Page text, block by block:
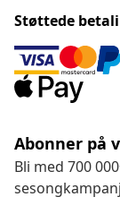
Støttede
Abonner på
Bli med 700